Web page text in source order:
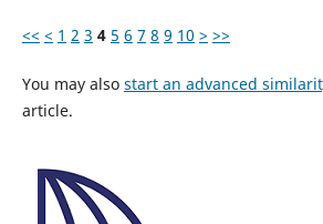
<< < 1 2 3 4 5 6 7 8 9 10 > >>
You may also start an advanced
article.